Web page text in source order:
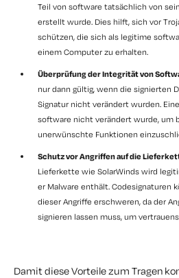
Teil von software tatsächlich von
erstellt wurde. Dies hilft, sich vor
schützen, die sich als legitime
einem Computer zu erhalten.
Überprüfung der Integrität von
nur dann gültig, wenn die signierten
Signatur nicht verändert wurden.
software nicht verändert wurde, um
unerwünschte Funktionen
Schutz vor Angriffen auf die
Lieferkette wie SolarWinds wird
er Malware enthält. Codesignaturen
dieser Angriffe erschweren, da der
signieren lassen muss, um
Damit diese Vorteile zum Tragen